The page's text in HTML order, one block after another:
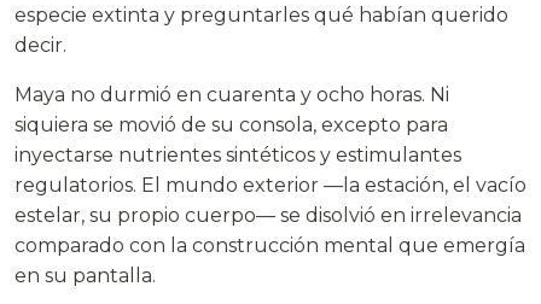
especie extinta y preguntarles qué habían querido
decir.
Maya no durmió en cuarenta y ocho horas. Ni
siquiera se movió de su consola, excepto para
inyectarse nutrientes sintéticos y estimulantes
regulatorios. El mundo exterior —la estación, el vacío
estelar, su propio cuerpo— se disolvió en irrelevancia
comparado con la construcción mental que emergía
en su pantalla.